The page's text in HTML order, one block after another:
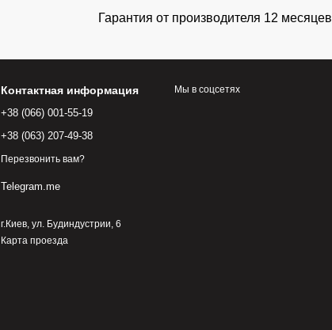
Гарантия от производителя 12 месяцев
Контактная информация
+38 (066) 001-55-19
+38 (063) 207-49-38
Перезвонить вам?
Telegram.me
г.Киев, ул. Будиндустрии, 6
Карта проезда
Мы в соцсетях